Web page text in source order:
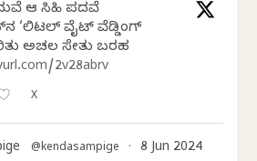
ಆ ಸಿಹಿ ಪದವೆ
‘ಲಿಟಲ್ ವೈಟ್ ವೆಡ್ಡಿಂಗ್
ಅಚಲ ಸೇತು ಬರಹ
2v28abrv
X
@kendasampige · 8 Jun 2024